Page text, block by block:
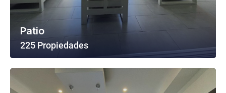
Patio
225 Propiedades
Ver Todas Las Propiedades